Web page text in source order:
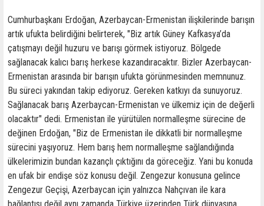
Cumhurbaşkanı Erdoğan, Azerbaycan-Ermenistan ilişkilerinde barışın
artık ufukta belirdiğini belirterek, "Biz artık Güney Kafkasya’da
çatışmayı değil huzuru ve barışı görmek istiyoruz. Bölgede
sağlanacak kalıcı barış herkese kazandıracaktır. Bizler Azerbaycan-
Ermenistan arasında bir barışın ufukta görünmesinden memnunuz.
Bu süreci yakından takip ediyoruz. Gereken katkıyı da sunuyoruz.
Sağlanacak barış Azerbaycan-Ermenistan ve ülkemiz için de değerli
olacaktır" dedi. Ermenistan ile yürütülen normalleşme sürecine de
değinen Erdoğan, "Biz de Ermenistan ile dikkatli bir normalleşme
sürecini yaşıyoruz. Hem barış hem normalleşme sağlandığında
ülkelerimizin bundan kazançlı çıktığını da göreceğiz. Yani bu konuda
en ufak bir endişe söz konusu değil. Zengezur konusuna gelince
Zengezur Geçişi, Azerbaycan için yalnızca Nahçıvan ile kara